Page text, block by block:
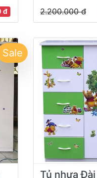
đ 2.200.000 đ
Sale
Tủ nhựa